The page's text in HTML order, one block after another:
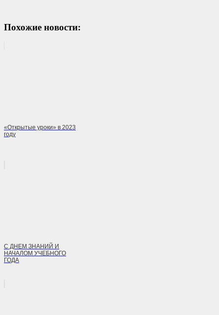
Похожие новости:
«Открытые уроки» в 2023
году
С ДНЕМ ЗНАНИЙ И
НАЧАЛОМ УЧЕБНОГО
ГОДА